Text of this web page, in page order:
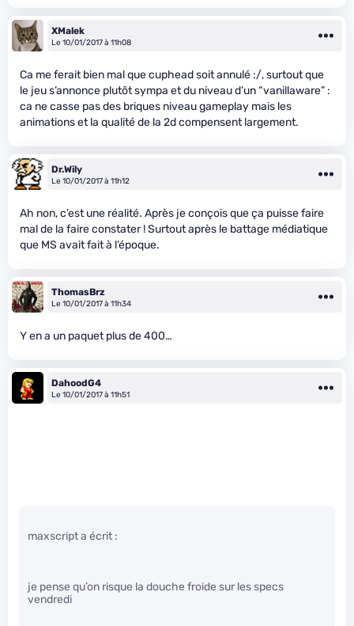
XMalek
Le 10/01/2017 à 11h08
Ca me ferait bien mal que cuphead soit annulé :/, surtout que
le jeu s’annonce plutôt sympa et du niveau d’un “vanillaware” :
ca ne casse pas des briques niveau gameplay mais les
animations et la qualité de la 2d compensent largement.
Dr.Wily
Le 10/01/2017 à 11h12
Ah non, c’est une réalité. Après je conçois que ça puisse faire
mal de la faire constater ! Surtout après le battage médiatique
que MS avait fait à l’époque.
ThomasBrz
Le 10/01/2017 à 11h34
Y en a un paquet plus de 400…
DahoodG4
Le 10/01/2017 à 11h51
maxscript a écrit :
je pense qu’on risque la douche froide sur les specs
vendredi